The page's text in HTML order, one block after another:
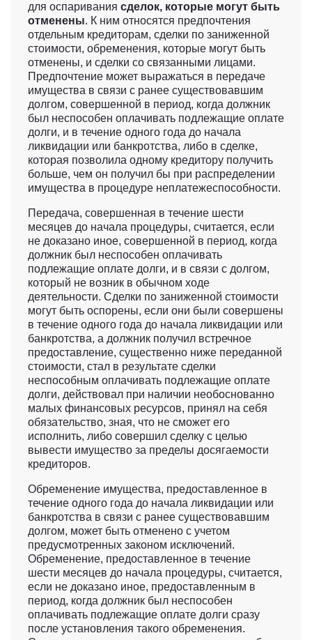
для оспаривания сделок, которые могут быть
отменены. К ним относятся предпочтения
отдельным кредиторам, сделки по заниженной
стоимости, обременения, которые могут быть
отменены, и сделки со связанными лицами.
Предпочтение может выражаться в передаче
имущества в связи с ранее существовавшим
долгом, совершенной в период, когда должник
был неспособен оплачивать подлежащие оплате
долги, и в течение одного года до начала
ликвидации или банкротства, либо в сделке,
которая позволила одному кредитору получить
больше, чем он получил бы при распределении
имущества в процедуре неплатежеспособности.
Передача, совершенная в течение шести
месяцев до начала процедуры, считается, если
не доказано иное, совершенной в период, когда
должник был неспособен оплачивать
подлежащие оплате долги, и в связи с долгом,
который не возник в обычном ходе
деятельности. Сделки по заниженной стоимости
могут быть оспорены, если они были совершены
в течение одного года до начала ликвидации или
банкротства, а должник получил встречное
предоставление, существенно ниже переданной
стоимости, стал в результате сделки
неспособным оплачивать подлежащие оплате
долги, действовал при наличии необоснованно
малых финансовых ресурсов, принял на себя
обязательство, зная, что не сможет его
исполнить, либо совершил сделку с целью
вывести имущество за пределы досягаемости
кредиторов.
Обременение имущества, предоставленное в
течение одного года до начала ликвидации или
банкротства в связи с ранее существовавшим
долгом, может быть отменено с учетом
предусмотренных законом исключений.
Обременение, предоставленное в течение
шести месяцев до начала процедуры, считается,
если не доказано иное, предоставленным в
период, когда должник был неспособен
оплачивать подлежащие оплате долги сразу
после установления такого обременения.